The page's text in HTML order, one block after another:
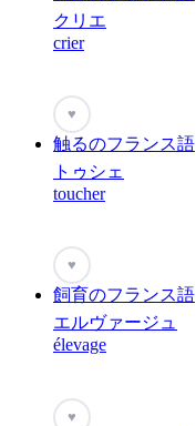
クリエ
crier
♥
触るのフランス語
トゥシェ
toucher
♥
飼育のフランス語
エルヴァージュ
élevage
♥